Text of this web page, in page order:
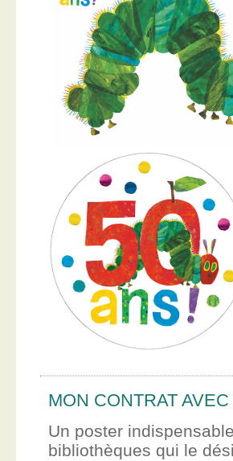
MON CONTRAT
Un poster
bibliothèques qui le